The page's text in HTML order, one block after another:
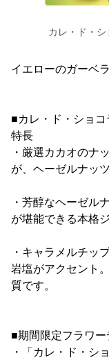
カレ・ド・
イエローのガーベ
■カレ・ド・ショ
特長
・厳選カカオのナ
が、ヘーゼルナッ
・芳醇なヘーゼル
が堪能できる本格
・キャラメルチッ
岩塩がアクセント
質です。
■期間限定フラワー
・「カレ・ド・シ